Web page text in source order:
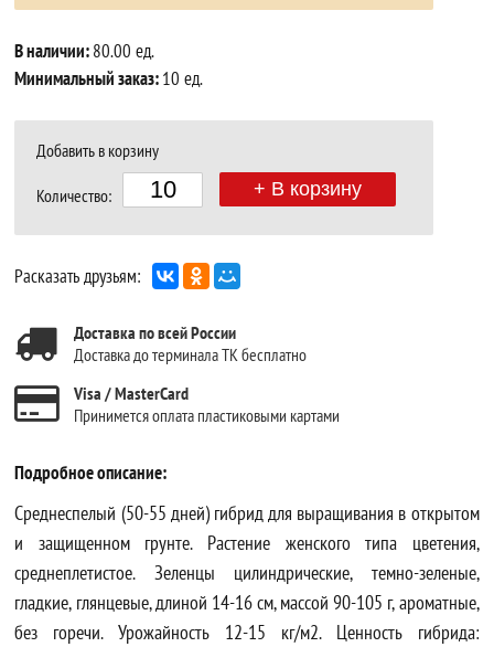
В наличии:80.00 ед.
Минимальный заказ:10 ед.
Добавить в корзину
Количество: + В корзину
Расказать друзьям:
Доставка по всей России
Доставка до терминала ТК бесплатно
Visa / MasterCard
Принимется оплата пластиковыми картами
Подробное описание:
Среднеспелый (50-55 дней) гибрид для выращивания в открытом
и защищенном грунте. Растение женского типа цветения,
среднеплетистое. Зеленцы цилиндрические, темно-зеленые,
гладкие, глянцевые, длиной 14-16 см, массой 90-105 г, ароматные,
без горечи. Урожайность 12-15 кг/м2. Ценность гибрида: